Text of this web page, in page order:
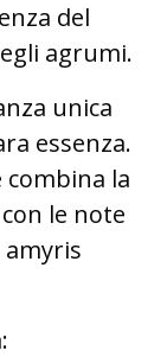
del
agrumi.
unica
essenza.
combina la
le note